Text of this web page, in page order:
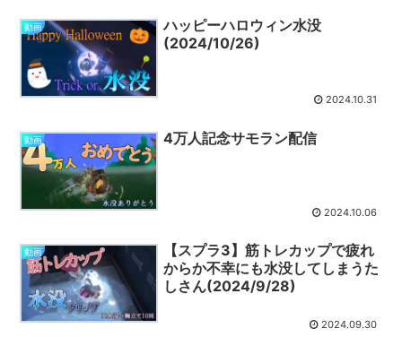
動画
ハッピーハロウィン水没
(2024/10/26)
2024.10.31
動画 4万人記念サモラン配信
2024.10.06
動画
【スプラ3】筋トレカップで疲れ
からか不幸にも水没してしまうた
しさん(2024/9/28)
2024.09.30